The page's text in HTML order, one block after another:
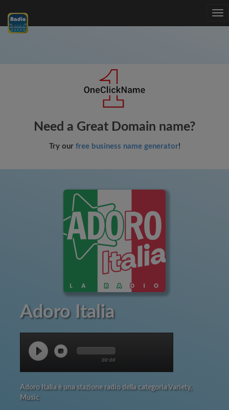
Need a Great Domain name?
Try our free business name generator!
Adoro Italia
00:00
Adoro Italia è una stazione radio della categoria Variety,
Music